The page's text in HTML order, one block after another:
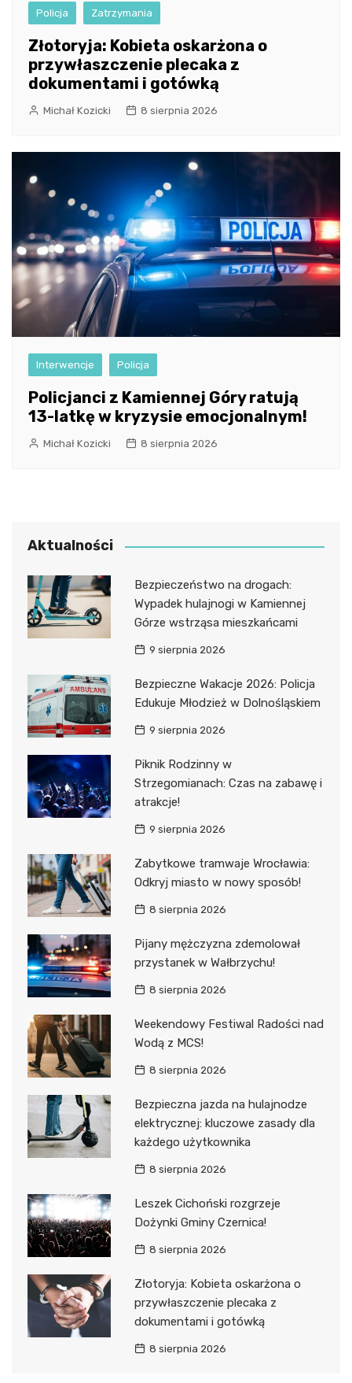
Policja Zatrzymania
Złotoryja: Kobieta oskarżona o
przywłaszczenie plecaka z
dokumentami i gotówką
Michał Kozicki 8 sierpnia 2026
Interwencje Policja
Policjanci z Kamiennej Góry ratują
13-latkę w kryzysie emocjonalnym!
Michał Kozicki 8 sierpnia 2026
Aktualności
Bezpieczeństwo na drogach:
Wypadek hulajnogi w Kamiennej
Górze wstrząsa mieszkańcami
9 sierpnia 2026
Bezpieczne Wakacje 2026: Policja
Edukuje Młodzież w Dolnośląskiem
9 sierpnia 2026
Piknik Rodzinny w
Strzegomianach: Czas na zabawę i
atrakcje!
9 sierpnia 2026
Zabytkowe tramwaje Wrocławia:
Odkryj miasto w nowy sposób!
8 sierpnia 2026
Pijany mężczyzna zdemolował
przystanek w Wałbrzychu!
8 sierpnia 2026
Weekendowy Festiwal Radości nad
Wodą z MCS!
8 sierpnia 2026
Bezpieczna jazda na hulajnodze
elektrycznej: kluczowe zasady dla
każdego użytkownika
8 sierpnia 2026
Leszek Cichoński rozgrzeje
Dożynki Gminy Czernica!
8 sierpnia 2026
Złotoryja: Kobieta oskarżona o
przywłaszczenie plecaka z
dokumentami i gotówką
8 sierpnia 2026